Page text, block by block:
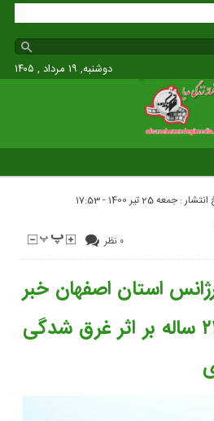
دوشنبه, ۱۹ مرداد , ۱۴۰۵
: جمعه 25 تیر 1400 - 17:53
۰ نظر
استان اصفهان خبر
داد؛ مرگ جوان ۲۱ ساله بر اثر غرق شدگی